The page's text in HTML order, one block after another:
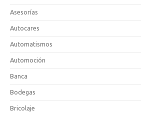
Asesorías
Autocares
Automatismos
Automoción
Banca
Bodegas
Bricolaje